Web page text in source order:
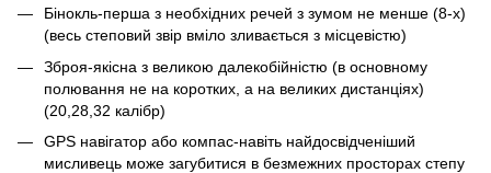
Бінокль-перша з необхідних речей з зумом не менше (8-х)
(весь степовий звір вміло зливається з місцевістю)
Зброя-якісна з великою далекобійністю (в основному
полювання не на коротких, а на великих дистанціях)
(20,28,32 калібр)
GPS навігатор або компас-навіть найдосвідченіший
мисливець може загубитися в безмежних просторах степу